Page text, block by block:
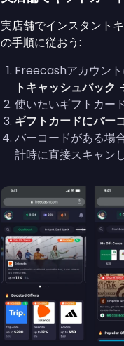
実店舗でインスタント
の手順に従おう:
Freecashアカウント
トキャッシュバッ
使いたいギフトカー
ギフトカードにバー
バーコードがある場
計時に直接スキャン